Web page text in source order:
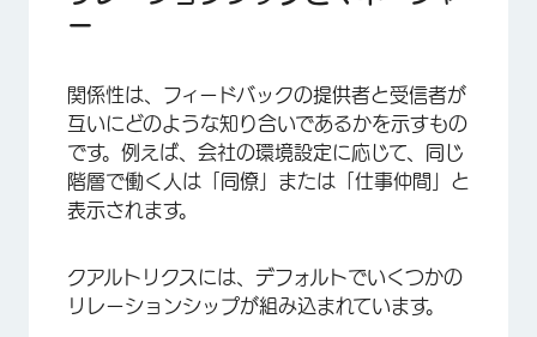
ー
関係性は、フィードバックの提供者と受信者が
互いにどのような知り合いであるかを示すもの
です。例えば、会社の環境設定に応じて、同じ
階層で働く人は「同僚」または「仕事仲間」と
表示されます。
クアルトリクスには、デフォルトでいくつかの
リレーションシップが組み込まれています。